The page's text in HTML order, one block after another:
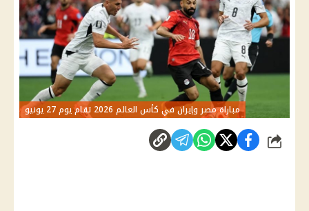
مباراة مصر وإيران في كأس العالم 2026 تقام يوم 27 يونيو
شارك